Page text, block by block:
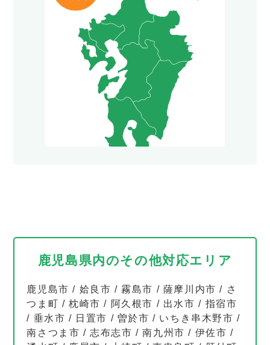
鹿児島県内のその他対応エリア
鹿児島市 / 姶良市 / 霧島市 / 薩摩川内市 / さ
つま町 /枕崎市 / 阿久根市 / 出水市 / 指宿市
/ 垂水市 / 日置市 / 曽於市 / いちき串木野市 /
南さつま市 /志布志市 /南九州市 / 伊佐市 /